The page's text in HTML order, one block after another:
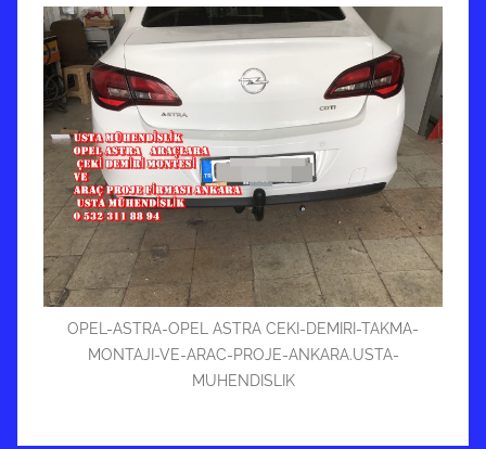
OPEL-ASTRA-OPEL ASTRA CEKI-DEMIRI-TAKMA-
MONTAJI-VE-ARAC-PROJE-ANKARA.USTA-
MUHENDISLIK